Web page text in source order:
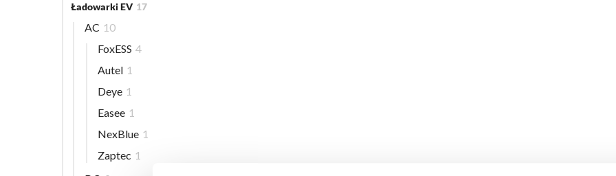
Ładowarki EV 17
AC 10
FoxESS 4
Autel 1
Deye 1
Easee 1
NexBlue 1
Zaptec 1